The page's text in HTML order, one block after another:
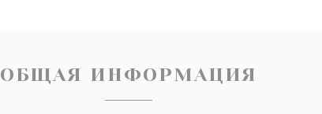
ОБЩАЯ ИНФОРМАЦИЯ